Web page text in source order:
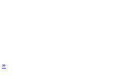
»